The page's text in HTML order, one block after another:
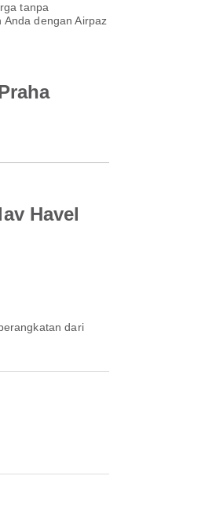
tanpa
dengan Airpaz
Havel
dari